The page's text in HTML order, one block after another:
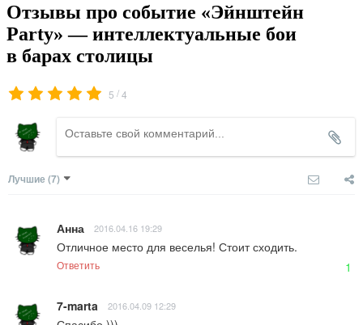
Отзывы про событие «Эйнштейн
Party» — интеллектуальные бои
в барах столицы
5 /4
Лучшие (7)
Анна 2016.04.16 19:29
Отличное место для веселья! Стоит сходить.
Ответить 1
7-marta 2016.04.09 12:29